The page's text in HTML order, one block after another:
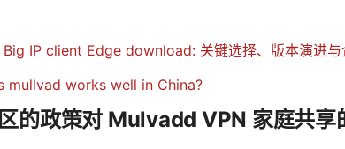
Big IP client Edge download: 关键选择、版本演进与
mullvad works well in China?
的政策对 Mulvadd VPN 家庭共享